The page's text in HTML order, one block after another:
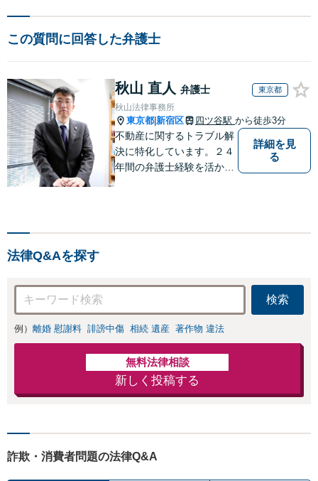
この質問に回答した弁護士
秋山 直人 弁護士 東京都
秋山法律事務所
東京都 新宿区 四ツ谷駅 から徒歩3分
不動産に関するトラブル解
決に特化しています。２４
年間の弁護士経験を活かし
詳細を見
る
法律Q&Aを探す
検索
例） 離婚 慰謝料 誹謗中傷 相続 遺産 著作物 違法
無料法律相談
新しく投稿する
詐欺・消費者問題の法律Q&A